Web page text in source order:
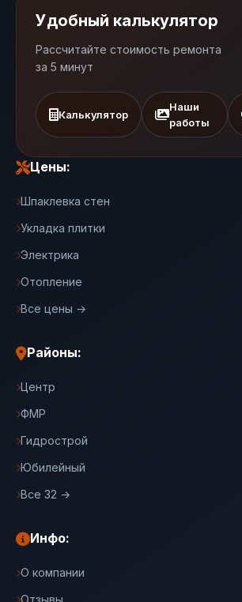
Удобный калькулятор
Рассчитайте стоимость ремонта
за 5 минут
Калькулятор
Наши
работы
Цены:
Шпаклевка стен
Укладка плитки
Электрика
Отопление
Все цены →
Районы:
Центр
ФМР
Гидрострой
Юбилейный
Все 32 →
Инфо:
О компании
Отзывы